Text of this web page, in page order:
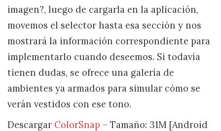
imagen?, luego de cargarla en la aplicación,
movemos el selector hasta esa sección y nos
mostrará la información correspondiente para
implementarlo cuando deseemos. Si todavía
tienen dudas, se ofrece una galería de
ambientes ya armados para simular cómo se
verán vestidos con ese tono.
Descargar ColorSnap – Tamaño: 31M [Android